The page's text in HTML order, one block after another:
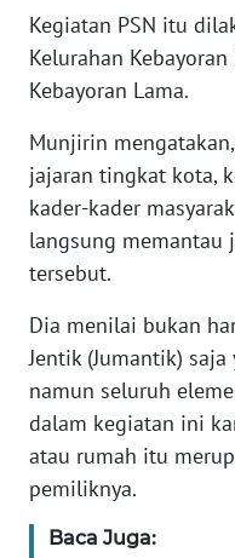
Kegiatan PSN itu
Kelurahan
Kebayoran Lama.
Munjirin
jajaran tingkat kota,
kader-kader
langsung memantau
tersebut.
Dia menilai bukan
Jentik (Jumantik)
namun seluruh
dalam kegiatan ini
atau rumah itu
pemiliknya.
Baca Juga:
WN
WN
SULTRA
NTB
WN
SULTENG
SULBAR
WN
BABEL